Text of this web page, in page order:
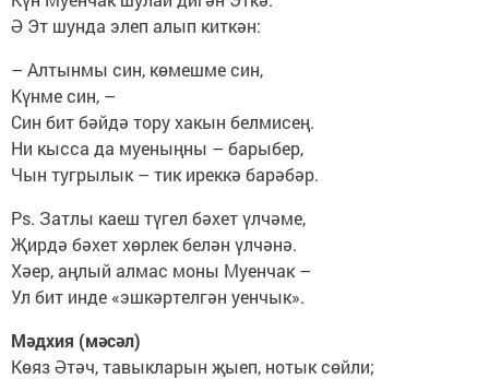
Ә Эт шунда элеп алып киткән:
– Алтынмы син, көмешме син,
Күнме син, –
Син бит бәйдә тору хакын белмисең.
Ни кысса да муеныңны – барыбер,
Чын тугрылык – тик иреккә барәбәр.
Ps. Затлы каеш түгел бәхет үлчәме,
Җирдә бәхет хөрлек белән үлчәнә.
Хәер, аңлый алмас моны Муенчак –
Ул бит инде «эшкәртелгән уенчык».
Мәдхия (мәсәл)
Көяз Әтәч, тавыкларын җыеп, нотык сөйли;